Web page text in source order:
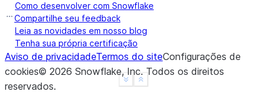
>>> s = pd . Series(data
...
index=[
>>> s. idxmax()
'C'
>>> s.idxmax(skipna= False)
nan
Show less
See more
Como desenvolver com Snowflake
Compartilhe seu feedback
Leia as novidades em nosso blog
Tenha sua própria certificação
Aviso de privacidadeTermos do siteConfigurações de
cookies© 2026 Snowflake, Inc. Todos os direitos
reservados.